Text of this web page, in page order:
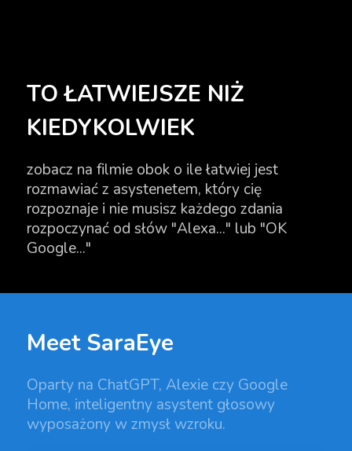
TO ŁATWIEJSZE NIŻ
KIEDYKOLWIEK
zobacz na filmie obok o ile łatwiej jest
rozmawiać z asystenetem, który cię
rozpoznaje i nie musisz każdego zdania
rozpoczynać od słów "Alexa..." lub "OK
Google..."
Meet SaraEye
Oparty na ChatGPT, Alexie czy Google
Home, inteligentny asystent głosowy
wyposażony w zmysł wzroku.